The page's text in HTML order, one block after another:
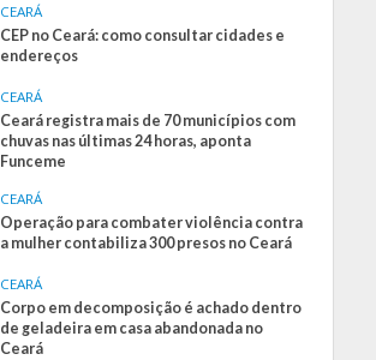
CEARÁ
CEP no Ceará: como consultar cidades e
endereços
CEARÁ
Ceará registra mais de 70 municípios com
chuvas nas últimas 24 horas, aponta
Funceme
CEARÁ
Operação para combater violência contra
a mulher contabiliza 300 presos no Ceará
CEARÁ
Corpo em decomposição é achado dentro
de geladeira em casa abandonada no
Ceará